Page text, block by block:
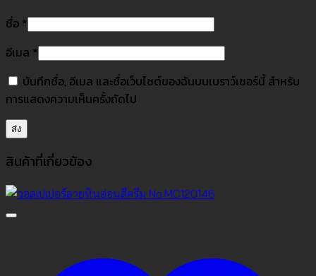
ชื่อ *
อีเมล *
บันทึกชื่อ, อีเมล และชื่อเว็บไซต์ของฉันบนเบราว์เซอร์นี้ สำหรับ
การแสดงความเห็นครั้งถัดไป
สินค้าที่เกี่ยวข้อง